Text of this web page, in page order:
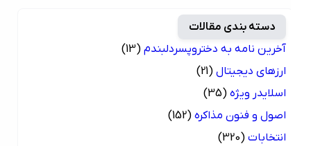
دسته بندی مقالات
آخرین نامه به دختروپسردلبندم (13)
ارزهای دیجیتال (21)
اسلایدر ویژه (35)
اصول و فنون مذاکره (152)
انتخابات (320)